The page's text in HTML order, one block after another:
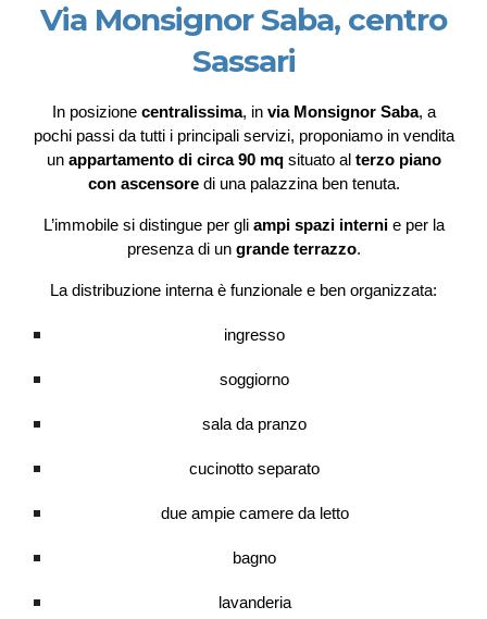
Via Monsignor Saba, centro
Sassari
In posizione centralissima, in via Monsignor Saba, a
pochi passi da tutti i principali servizi, proponiamo in vendita
un appartamento di circa 90 mqsituato al terzo piano
con ascensoredi una palazzina ben tenuta.
L’immobile si distingue per gli ampi spazi internie per la
presenza di un grande terrazzo.
La distribuzione interna è funzionale e ben organizzata:
ingresso
soggiorno
sala da pranzo
cucinotto separato
due ampie camere da letto
bagno
lavanderia